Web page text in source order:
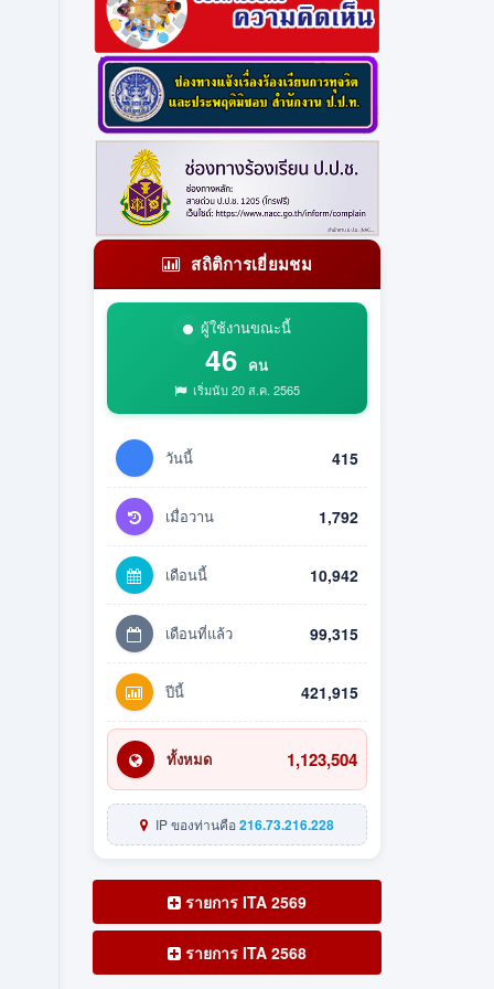
สถิติการเยี่ยมชม
ผู้ใช้งานขณะนี้
46 คน
เริ่มนับ 20 ส.ค. 2565
วันนี้ 415
เมื่อวาน 1,792
เดือนนี้ 10,942
เดือนที่แล้ว 99,315
ปีนี้ 421,915
ทั้งหมด 1,123,504
IP ของท่านคือ216.73.216.228
รายการ ITA 2569
รายการ ITA 2568